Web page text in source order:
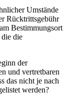
Umstände
Rücktrittsgebühr
Bestimmungsort
die die
der
und vertretbaren
das nicht je nach
werden?